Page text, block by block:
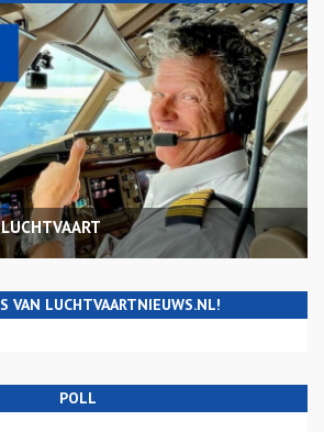
VAN LUCHTVAARTNIEUWS.NL!
POLL